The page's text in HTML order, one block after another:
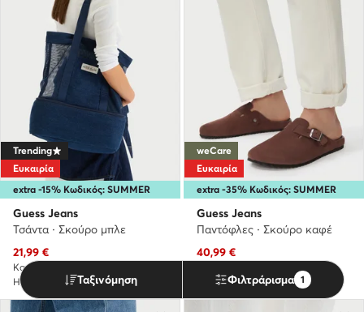
extra -15% Κωδικός: SUMMER
Trending
Ευκαιρία
Guess Jeans
Τσάντα · Σκούρο μπλε
Τρέχουσα τιμή
21,99 €
Κανονική τιμή
Η χαμηλότερη τιμή23,99 €-8%
extra -35% Κωδικός: SUMMER
weCare
Ευκαιρία
Guess Jeans
Παντόφλες · Σκούρο καφέ
Τρέχουσα τιμή
40,99 €
Η χαμηλότερη τιμή47,99 €
Ταξινόμηση Φιλτράρισμα 1